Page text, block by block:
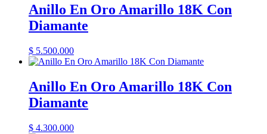
Anillo En Oro Amarillo 18K Con
Diamante
$ 5.500.000
Anillo En Oro Amarillo 18K Con
Diamante
$ 4.300.000